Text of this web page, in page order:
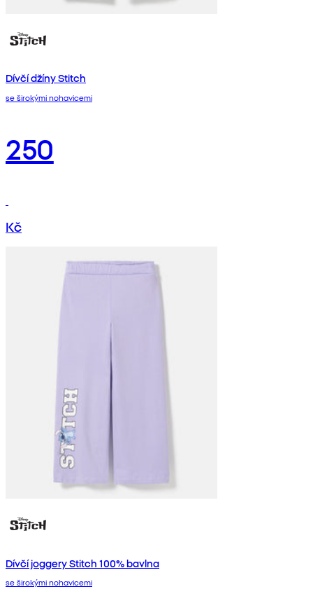
Dívčí džíny Stitch
se širokými nohavicemi
250
Kč
Dívčí joggery Stitch 100% bavlna
se širokými nohavicemi